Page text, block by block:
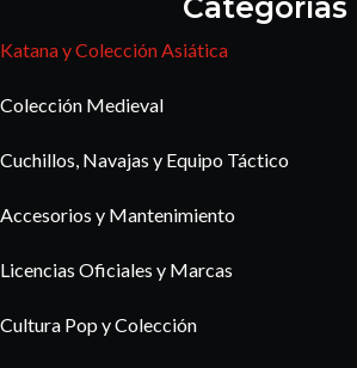
Katana y Colección Asiática
Colección Medieval
Cuchillos, Navajas y Equipo Táctico
Accesorios y Mantenimiento
Licencias Oficiales y Marcas
Cultura Pop y Colección